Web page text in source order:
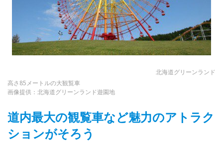
北海道グリーンランド
高さ85メートルの大観覧車
画像提供：北海道グリーンランド遊園地
道内最大の観覧車など魅力のアトラク
ションがそろう